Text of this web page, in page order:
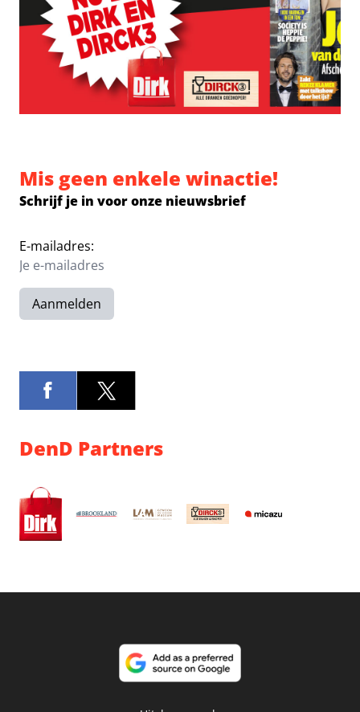
Mis geen enkele winactie!
Schrijf je in voor onze nieuwsbrief
E-mailadres:
Aanmelden
DenD Partners